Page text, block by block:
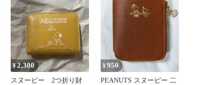
¥2,300
スヌーピー 2つ折り財
¥950
PEANUTS スヌーピー 二